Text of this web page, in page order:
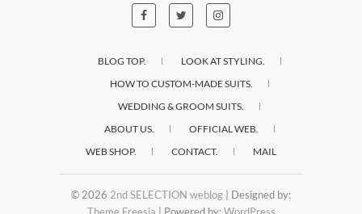
BLOG TOP.
LOOK AT STYLING.
HOW TO CUSTOM-MADE SUITS.
WEDDING & GROOM SUITS.
ABOUT US.
OFFICIAL WEB.
WEB SHOP.
CONTACT. MAIL
© 2026 2nd SELECTION weblog | Designed by:
Theme Freesia | Powered by:WordPress